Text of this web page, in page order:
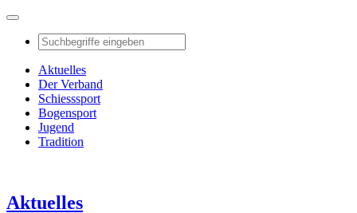
Aktuelles
Der Verband
Schiesssport
Bogensport
Jugend
Tradition
Aktuelles